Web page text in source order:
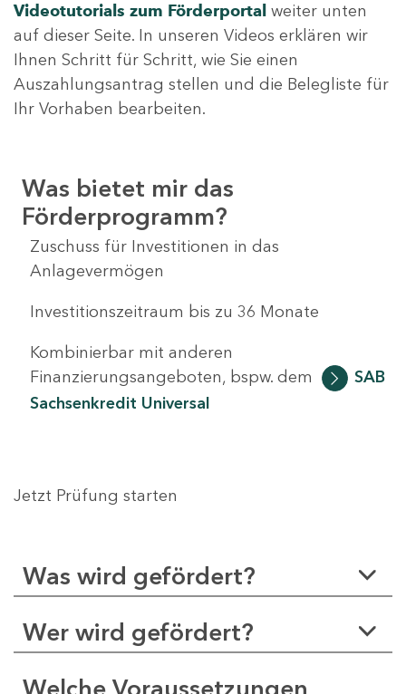
Videotutorials zum Förderportal weiter unten
auf dieser Seite. In unseren Videos erklären wir
Ihnen Schritt für Schritt, wie Sie einen
Auszahlungsantrag stellen und die Belegliste für
Ihr Vorhaben bearbeiten.
Was bietet mir das
Förderprogramm?
Zuschuss für Investitionen in das
Anlagevermögen
Investitionszeitraum bis zu 36 Monate
Kombinierbar mit anderen
Finanzierungsangeboten, bspw. dem
SAB
Sachsenkredit Universal
Jetzt Prüfung starten
Was wird gefördert?
Wer wird gefördert?
Welche Voraussetzungen